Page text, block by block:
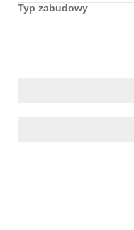
Typ zabudowy